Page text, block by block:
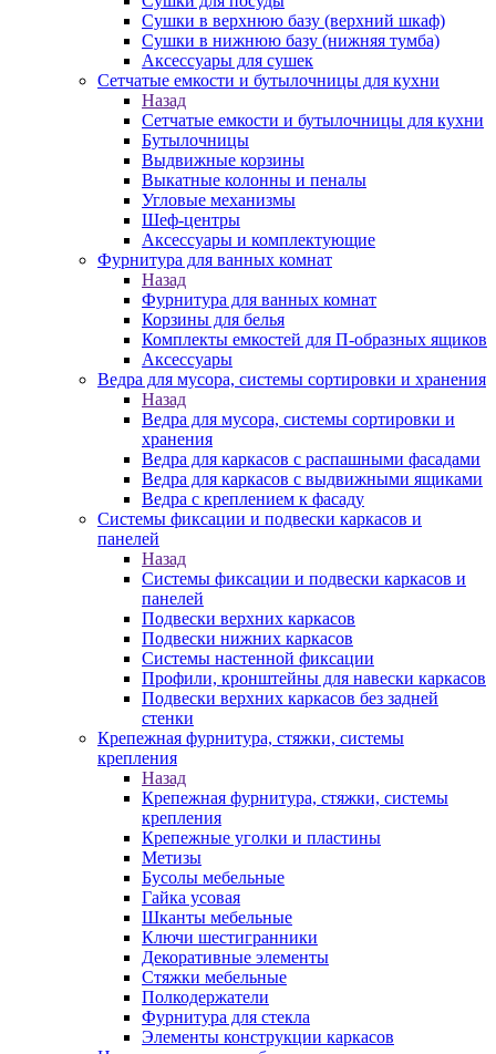
Сушки в верхнюю базу (верхний шкаф)
Сушки в нижнюю базу (нижняя тумба)
Аксессуары для сушек
Сетчатые емкости и бутылочницы для кухни
Назад
Сетчатые емкости и бутылочницы для кухни
Бутылочницы
Выдвижные корзины
Выкатные колонны и пеналы
Угловые механизмы
Шеф-центры
Аксессуары и комплектующие
Фурнитура для ванных комнат
Назад
Фурнитура для ванных комнат
Корзины для белья
Комплекты емкостей для П-образных ящиков
Аксессуары
Ведра для мусора, системы сортировки и хранения
Назад
Ведра для мусора, системы сортировки и
хранения
Ведра для каркасов с распашными фасадами
Ведра для каркасов с выдвижными ящиками
Ведра с креплением к фасаду
Системы фиксации и подвески каркасов и
панелей
Назад
Системы фиксации и подвески каркасов и
панелей
Подвески верхних каркасов
Подвески нижних каркасов
Системы настенной фиксации
Профили, кронштейны для навески каркасов
Подвески верхних каркасов без задней
стенки
Крепежная фурнитура, стяжки, системы
крепления
Назад
Крепежная фурнитура, стяжки, системы
крепления
Крепежные уголки и пластины
Метизы
Бусолы мебельные
Гайка усовая
Шканты мебельные
Ключи шестигранники
Декоративные элементы
Стяжки мебельные
Полкодержатели
Фурнитура для стекла
Элементы конструкции каркасов